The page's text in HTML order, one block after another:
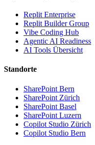
Replit Enterprise
Replit Builder Group
Vibe Coding Hub
Agentic AI Readiness
AI Tools Übersicht
Standorte
SharePoint Bern
SharePoint Zürich
SharePoint Basel
SharePoint Luzern
Copilot Studio Zürich
Copilot Studio Bern